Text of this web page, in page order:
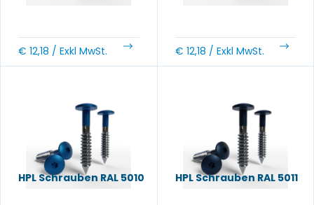
€ 12,18 / Exkl MwSt. € 12,18 / Exkl MwSt.
HPL Schrauben RAL 5010 HPL Schrauben RAL 5011